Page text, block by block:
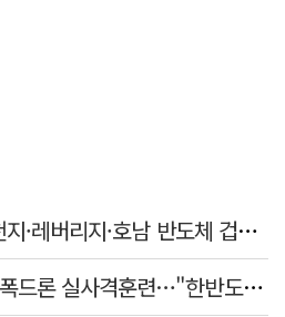
정청래, 靑 겨냥... "신천지·레버리지·호남 반도체 겁박 사과하라"
美해병대, 한국서 첫 자폭드론 실사격훈련…"한반도 지형 학습"